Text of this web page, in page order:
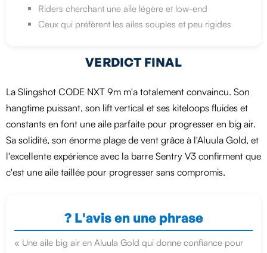
Riders cherchant une aile légère et low-end
Ceux qui préfèrent les ailes souples et peu rigides
VERDICT FINAL
La Slingshot CODE NXT 9m m'a totalement convaincu. Son
hangtime puissant, son lift vertical et ses kiteloops fluides et
constants en font une aile parfaite pour progresser en big air.
Sa solidité, son énorme plage de vent grâce à l'Aluula Gold, et
l'excellente expérience avec la barre Sentry V3 confirment que
c'est une aile taillée pour progresser sans compromis.
? L'avis en une phrase
« Une aile big air en Aluula Gold qui donne confiance pour